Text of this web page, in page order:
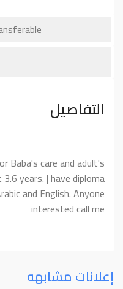
التفاصيل
Baba's care and adult's
years. | have diploma
and English. Anyone
interested call me
إعلانات مشابهه